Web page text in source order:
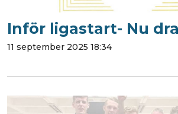
Inför ligastart- Nu
11 september 2025 18:34